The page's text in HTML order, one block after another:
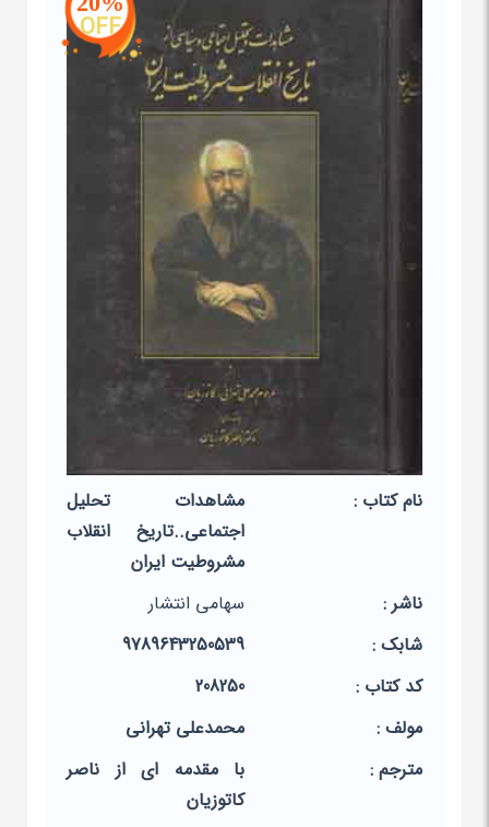
OFF
نام کتاب :
مشاهدات تحلیل
اجتماعی..تاریخ انقلاب
مشروطیت ایران
ناشر :
سهامی انتشار
شابک :
9789643250539
کد کتاب :
208250
مولف :
محمدعلی‏ تهرانی‏
مترجم :
با مقدمه ای از ناصر
کاتوزیان